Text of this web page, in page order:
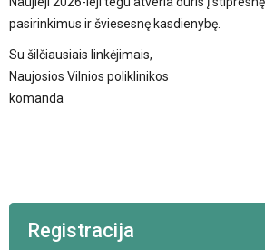
pasirinkimus ir šviesesnę kasdienybę.
Su šilčiausiais linkėjimais,
Naujosios Vilnios poliklinikos
komanda
Registracija